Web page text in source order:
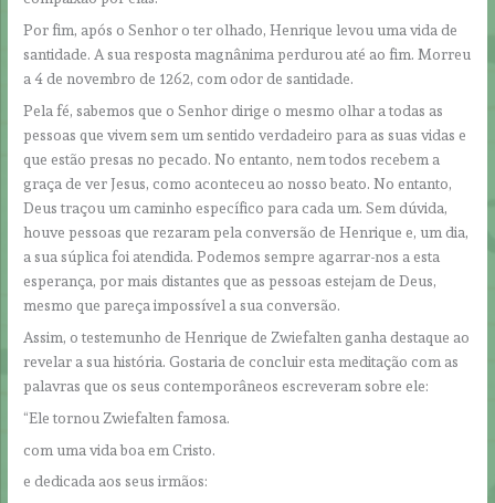
Por fim, após o Senhor o ter olhado, Henrique levou uma vida de
santidade. A sua resposta magnânima perdurou até ao fim. Morreu
a 4 de novembro de 1262, com odor de santidade.
Pela fé, sabemos que o Senhor dirige o mesmo olhar a todas as
pessoas que vivem sem um sentido verdadeiro para as suas vidas e
que estão presas no pecado. No entanto, nem todos recebem a
graça de ver Jesus, como aconteceu ao nosso beato. No entanto,
Deus traçou um caminho específico para cada um. Sem dúvida,
houve pessoas que rezaram pela conversão de Henrique e, um dia,
a sua súplica foi atendida. Podemos sempre agarrar-nos a esta
esperança, por mais distantes que as pessoas estejam de Deus,
mesmo que pareça impossível a sua conversão.
Assim, o testemunho de Henrique de Zwiefalten ganha destaque ao
revelar a sua história. Gostaria de concluir esta meditação com as
palavras que os seus contemporâneos escreveram sobre ele:
“Ele tornou Zwiefalten famosa.
com uma vida boa em Cristo.
e dedicada aos seus irmãos: